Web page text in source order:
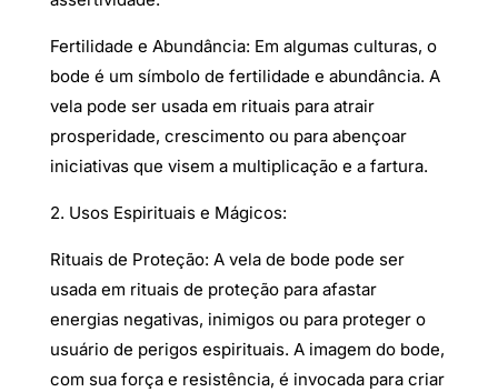
Fertilidade e Abundância: Em algumas culturas, o
bode é um símbolo de fertilidade e abundância. A
vela pode ser usada em rituais para atrair
prosperidade, crescimento ou para abençoar
iniciativas que visem a multiplicação e a fartura.
2. Usos Espirituais e Mágicos:
Rituais de Proteção: A vela de bode pode ser
usada em rituais de proteção para afastar
energias negativas, inimigos ou para proteger o
usuário de perigos espirituais. A imagem do bode,
com sua força e resistência, é invocada para criar